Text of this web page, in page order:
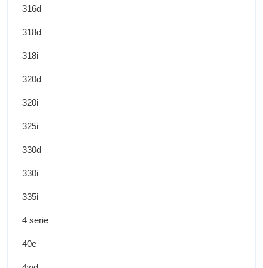
316d
318d
318i
320d
320i
325i
330d
330i
335i
4 serie
40e